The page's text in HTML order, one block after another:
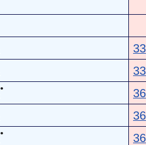
33
33
● 36
36
● 36